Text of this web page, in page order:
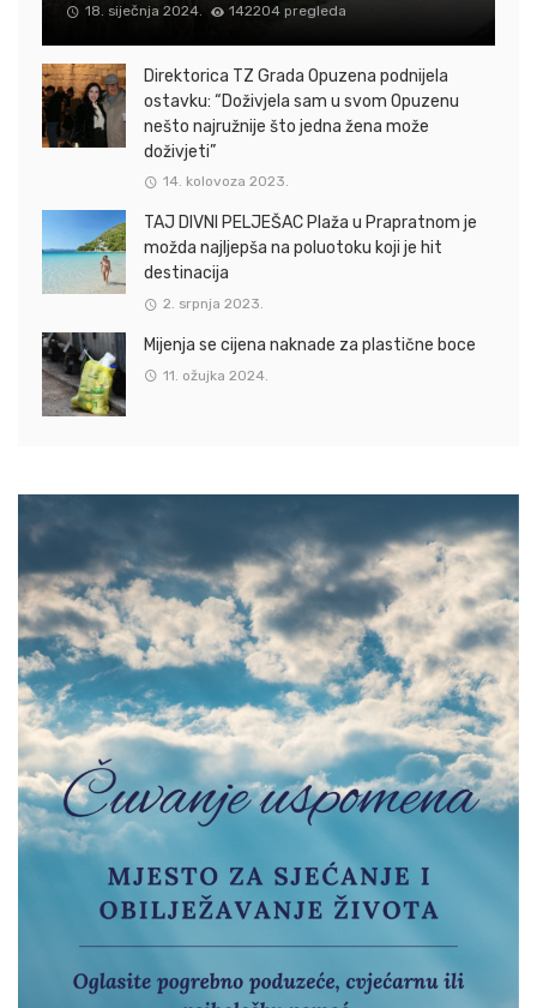
18. siječnja 2024. 142204 pregleda
Direktorica TZ Grada Opuzena podnijela
ostavku: “Doživjela sam u svom Opuzenu
nešto najružnije što jedna žena može
doživjeti”
14. kolovoza 2023.
TAJ DIVNI PELJEŠAC Plaža u Prapratnom je
možda najljepša na poluotoku koji je hit
destinacija
2. srpnja 2023.
Mijenja se cijena naknade za plastične boce
11. ožujka 2024.